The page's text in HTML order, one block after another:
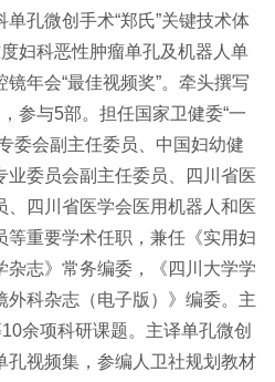
孔微创手术“郑氏”关键技术体
妇科恶性肿瘤单孔及机器人单
年会“最佳视频奖”。牵头撰写
参与5部。担任国家卫健委“一
委会副主任委员、中国妇幼健
业委员会副主任委员、四川省医
、四川省医学会医用机器人和医
等重要学术任职，兼任《实用妇
杂志》常务编委，《四川大学学
外科杂志（电子版）》编委。主
余项科研课题。主译单孔微创
孔视频集，参编人卫社规划教材